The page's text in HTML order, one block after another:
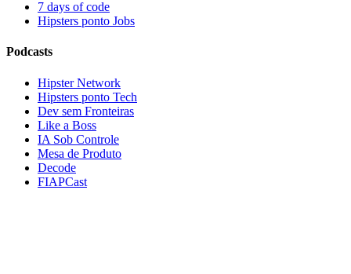
7 days of code
Hipsters ponto Jobs
Podcasts
Hipster Network
Hipsters ponto Tech
Dev sem Fronteiras
Like a Boss
IA Sob Controle
Mesa de Produto
Decode
FIAPCast